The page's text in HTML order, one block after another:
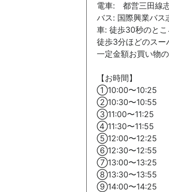
電車: 都営三田線
バス: 国際興業バス
車: 徒歩30秒のと
徒歩3分ほどのスー
一定金額お買い物
【お時間】
①10:00〜10:25
②10:30〜10:55
③11:00〜11:25
④11:30〜11:55
⑤12:00〜12:25
⑥12:30〜12:55
⑦13:00〜13:25
⑧13:30〜13:55
⑨14:00〜14:25